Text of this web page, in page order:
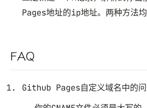
Pages地址的ip地址。两种方法均
FAQ
Github Pages自定义域名中的